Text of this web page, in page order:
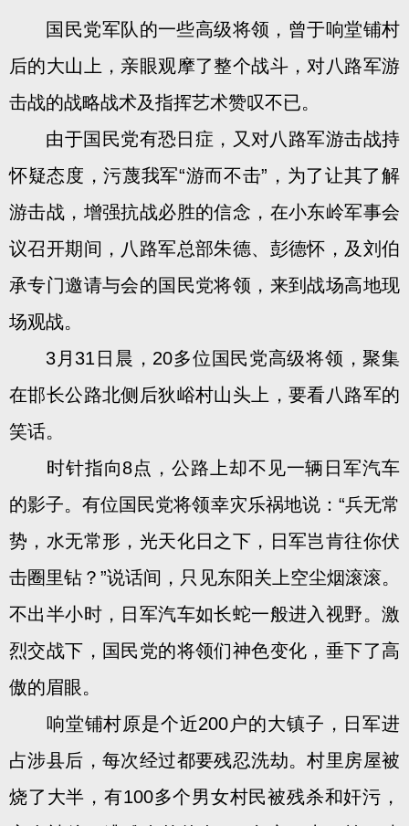
国民党军队的一些高级将领，曾于响堂铺村
后的大山上，亲眼观摩了整个战斗，对八路军游
击战的战略战术及指挥艺术赞叹不已。
由于国民党有恐日症，又对八路军游击战持
怀疑态度，污蔑我军“游而不击”，为了让其了解
游击战，增强抗战必胜的信念，在小东岭军事会
议召开期间，八路军总部朱德、彭德怀，及刘伯
承专门邀请与会的国民党将领，来到战场高地现
场观战。
3月31日晨，20多位国民党高级将领，聚集
在邯长公路北侧后狄峪村山头上，要看八路军的
笑话。
时针指向8点，公路上却不见一辆日军汽车
的影子。有位国民党将领幸灾乐祸地说：“兵无常
势，水无常形，光天化日之下，日军岂肯往你伏
击圈里钻？”说话间，只见东阳关上空尘烟滚滚。
不出半小时，日军汽车如长蛇一般进入视野。激
烈交战下，国民党的将领们神色变化，垂下了高
傲的眉眼。
响堂铺村原是个近200户的大镇子，日军进
占涉县后，每次经过都要残忍洗劫。村里房屋被
烧了大半，有100多个男女村民被残杀和奸污，